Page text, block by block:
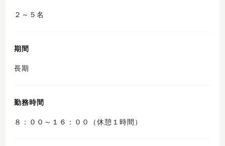
２～５名
期間
長期
勤務時間
８：００～１６：００（休憩１時間）